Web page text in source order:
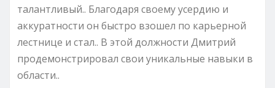
талантливый.. Благодаря своему усердию и
аккуратности он быстро взошел по карьерной
лестнице и стал.. В этой должности Дмитрий
продемонстрировал свои уникальные навыки в
области..